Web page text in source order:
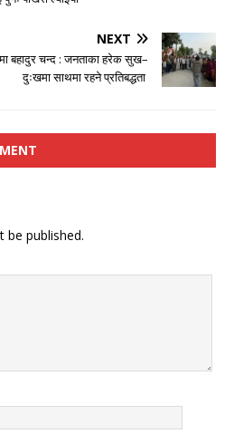
NEXT
बहादुर चन्द : जनताका हरेक सुख–
दुःखमा साथमा रहने प्रतिबद्धता
be published.